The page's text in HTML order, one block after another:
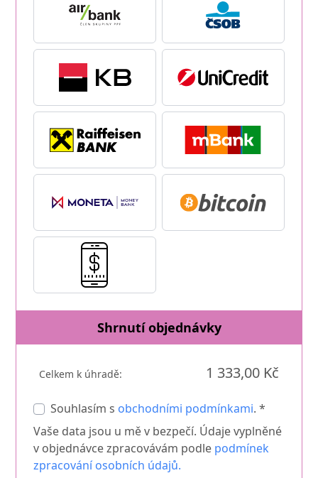
Shrnutí objednávky
Celkem k úhradě: 1 333,00 Kč
Souhlasím s obchodními podmínkami. *
Vaše data jsou u mě v bezpečí. Údaje vyplněné
v objednávce zpracovávám podle podmínek
zpracování osobních údajů.